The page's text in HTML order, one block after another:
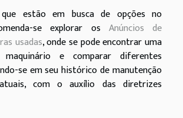
que estão em busca de opções no
se explorar os Anúncios de
usadas, onde se pode encontrar uma
maquinário e comparar diferentes
se em seu histórico de manutenção
com o auxílio das diretrizes